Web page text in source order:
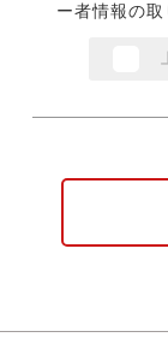
ー者情報の取